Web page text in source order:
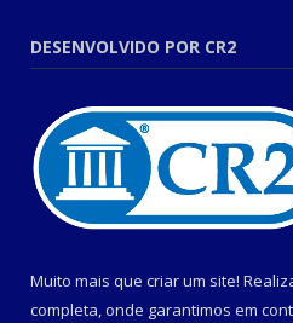
DESENVOLVIDO POR CR2
Muito mais que criar um site!
completa, onde garantimos em